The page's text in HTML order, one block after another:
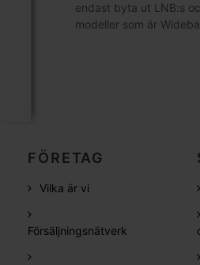
endast byta ut LNB:s
modeller som är
FÖRETAG
Vilka är vi
Försäljningsnätverk